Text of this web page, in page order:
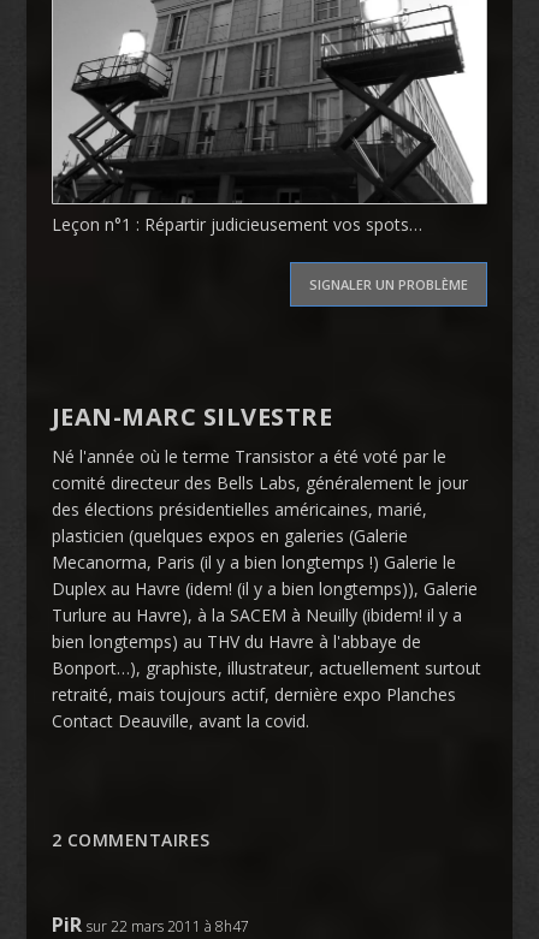
Leçon n°1 : Répartir judicieusement vos spots…
SIGNALER UN PROBLÈME
JEAN-MARC SILVESTRE
Né l'année où le terme Transistor a été voté par le
comité directeur des Bells Labs, généralement le jour
des élections présidentielles américaines, marié,
plasticien (quelques expos en galeries (Galerie
Mecanorma, Paris (il y a bien longtemps !) Galerie le
Duplex au Havre (idem! (il y a bien longtemps)), Galerie
Turlure au Havre), à la SACEM à Neuilly (ibidem! il y a
bien longtemps) au THV du Havre à l'abbaye de
Bonport…), graphiste, illustrateur, actuellement surtout
retraité, mais toujours actif, dernière expo Planches
Contact Deauville, avant la covid.
2 COMMENTAIRES
PiR sur 22 mars 2011 à 8h47